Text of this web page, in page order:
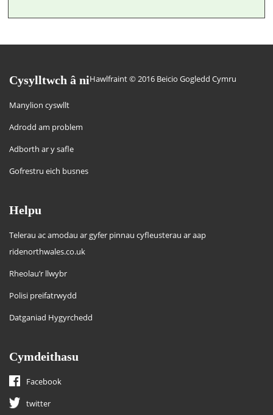
Cysylltwch â ni
Manylion cyswllt
Adrodd am problem
Adborth ar y safle
Gofrestru eich busnes
Hawlfraint © 2016 Beicio Gogledd Cymru
Helpu
Telerau ac amodau ar gyfer pinnau cyfleusterau ar aap
ridenorthwales.co.uk
Rheolau’r llwybr
Polisi preifatrwydd
Datganiad Hygyrchedd
Cymdeithasu
Facebook
twitter